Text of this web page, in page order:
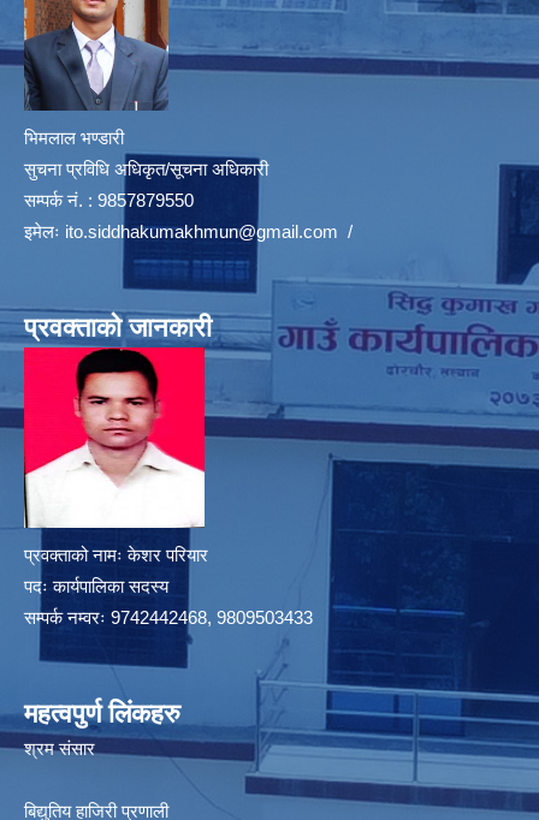
भिमलाल भण्डारी
सुचना प्रविधि अधिकृत/सूचना अधिकारी
सम्पर्क नं. : 9857879550
इमेलः ito.siddhakumakhmun@gmail.com /
प्रवक्ताको जानकारी
प्रवक्ताको नामः केशर परियार
पदः कार्यपालिका सदस्य
सम्पर्क नम्वरः 9742442468, 9809503433
महत्वपुर्ण लिंकहरु
श्रम संसार
बिद्युतिय हाजिरी प्रणाली